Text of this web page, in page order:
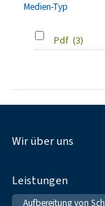
Medien-Typ
Pdf (3)
Fußnavigation
Wir über uns
Leistungen
Aufbereitung von